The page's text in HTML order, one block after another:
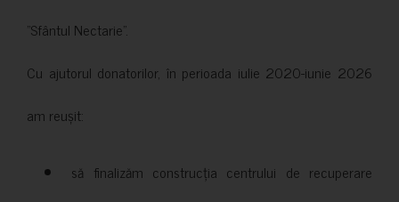
”Sfântul Nectarie”.
Cu ajutorul donatorilor, în perioada iulie 2020-iunie 2026
am reușit:
să finalizăm construcția centrului de recuperare